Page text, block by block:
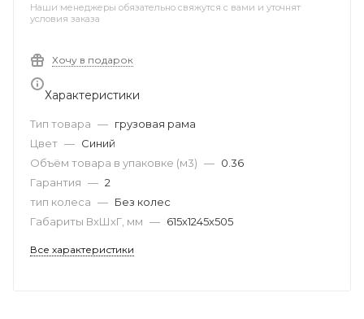
Наши менеджеры обязательно свяжутся с вами и уточнят
условия заказа
Хочу в подарок
Характеристики
Тип товара — грузовая рама
Цвет — Синий
Объём товара в упаковке (м3) — 0.36
Гарантия — 2
тип колеса — Без колес
Габариты ВхШхГ, мм — 615х1245х505
Все характеристики